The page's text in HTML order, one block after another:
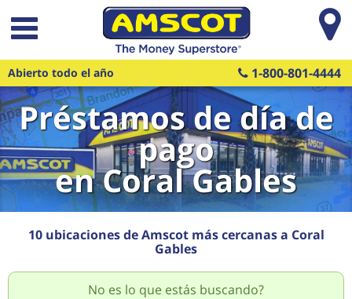
Saltar al contenido principal
Abierto todo el año 1-800-801-4444
Préstamos de día de
pago
en Coral Gables
10 ubicaciones de Amscot más cercanas a Coral
Gables
No es lo que estás buscando?